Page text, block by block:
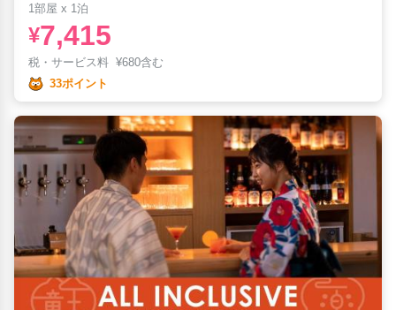
1部屋 x 1泊
¥7,415
税・サービス料 ¥680含む
33ポイント